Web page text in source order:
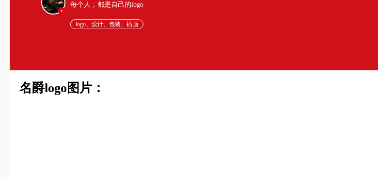
v
每个人，都是自己的logo
logo、设计、包装、插画
名爵logo图片：